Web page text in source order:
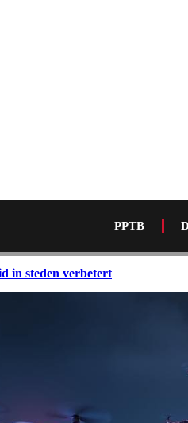
PPTB
in steden verbetert